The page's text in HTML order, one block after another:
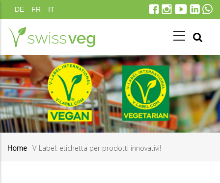
Salta
al
contenuto
principale
DE FR IT
Home -V-Label: etichetta per prodotti innovativi!